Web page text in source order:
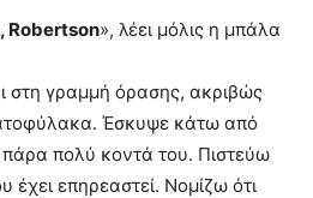
Robertson», λέει μόλις η μπάλα
στη γραμμή όρασης, ακριβώς
Έσκυψε κάτω από
πολύ κοντά του. Πιστεύω
έχει επηρεαστεί. Νομίζω ότι